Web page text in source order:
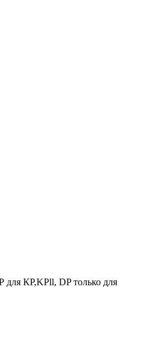
КР,KPll, DP только для